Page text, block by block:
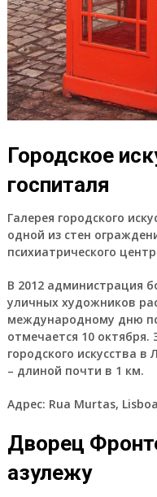
Городское
госпиталя
Галерея городского
одной из стен
психиатрического
В 2012 администрация
уличных художников
международному дню
отмечается 10
городского искусства
– длиной почти в 1 км.
Адрес: Rua Murtas,
Дворец
азулежу